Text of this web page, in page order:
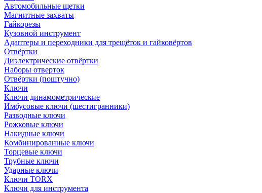
Автомобильные щетки
Магнитные захваты
Гайкорезы
Кузовной инструмент
Адаптеры и переходники для трещёток и гайковёртов
Отвёртки
Диэлектрические отвёртки
Наборы отверток
Отвёртки (поштучно)
Ключи
Ключи динамометрические
Имбусовые ключи (шестигранники)
Разводные ключи
Рожковые ключи
Накидные ключи
Комбинированные ключи
Торцевые ключи
Трубные ключи
Ударные ключи
Ключи TORX
Ключи для инструмента